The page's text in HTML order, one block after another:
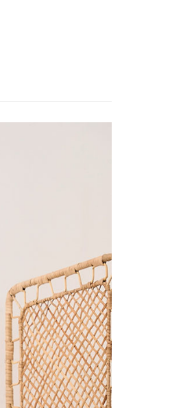
支付方式。 讓您購物簡單
，請聯繫「AFTEE先享後
先享後付」服務完成之
並將交易相關給付款項請
護人之同意方可使用
損失，本公司不負相關責
號之用戶狀況，依本公司
之情形，本公司將視審查
。若發現惡意使用之情